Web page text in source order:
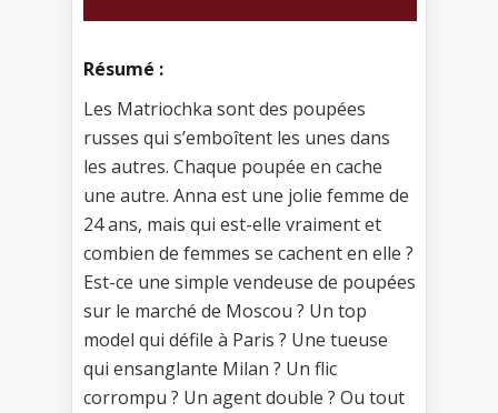
Résumé :
Les Matriochka sont des poupées
russes qui s’emboîtent les unes dans
les autres. Chaque poupée en cache
une autre. Anna est une jolie femme de
24 ans, mais qui est-elle vraiment et
combien de femmes se cachent en elle ?
Est-ce une simple vendeuse de poupées
sur le marché de Moscou ? Un top
model qui défile à Paris ? Une tueuse
qui ensanglante Milan ? Un flic
corrompu ? Un agent double ? Ou tout